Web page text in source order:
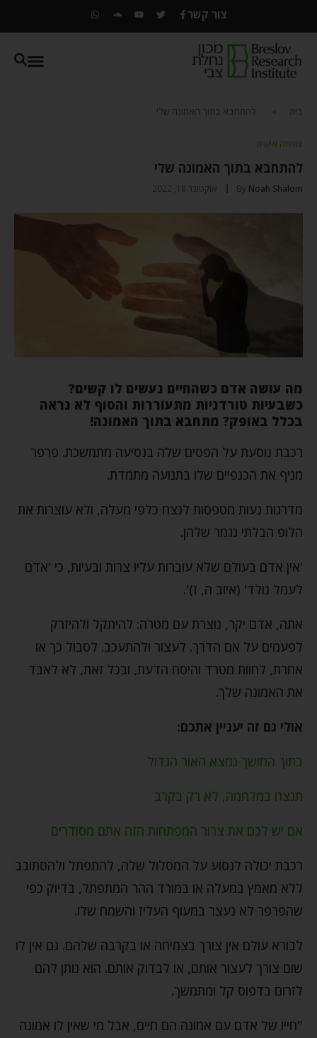
צור קשר
בית להתחבא בתוך האמונה שלי
צמיחה אישית
להתחבא בתוך האמונה שלי
By Noah Shalom אוקטובר 18, 2022
מה עושה אדם כשהחיים נעשים לו קשים?
כשבעיות טורדניות מתעוררות והסוף לא נראה
בכלל באופק? מתחבא בתוך האמונה!
רכבת נוסעת על הפסים שלה בנסיעה מתמשכת. פרפר
מניף את הכנפיים שלו בתנועה מתמדת.
מדרגות נעות מטפסות לנצח כלפי מעלה, ולא עוצרות את
הלופ הבלתי נגמר שלהן.
'אין אדם בעולם שלא עוברות עליו צרות ובעיות, כי 'אדם
לעמל נולד' (איוב ה, ז)'.
אתה, אדם יקר, נוצרת עם מטרה: להיתקל ולהיזרק
לפעמים על אם הדרך. לעצור ולהתעכב. לסבול כך או
אחרת, לחוות מטרד והיסח הדעת, ובכל זאת, לא לאבד
את האמונה שלך.
אולי גם זה יעניין אתכם:
בתוך החושך נמצא האור הגדול
תנצח במלחמה, לא רק בקרב
אם יש לכם את צרור המפתחות הזה אתם מסודרים
רכבת יכולה לנסוע על המסלול שלה, להתפתל ולהסתובב
ללא מאמץ במעלה או במורד ההר המתפתל, בדיוק כפי
שהפרפר לא נעצר במעוף העליז והשמח שלו.
לבורא עולם אין צורך בצמיחה או בקרבה שלהם. גם אין לו
שום צורך לעצור אותם, או לבדוק אותם. הוא נותן להם
לזרום בדפוס קל ומתמשך.
"חייו של אדם עם אמונה הם חיים, אבל מי שאין לו אמונה